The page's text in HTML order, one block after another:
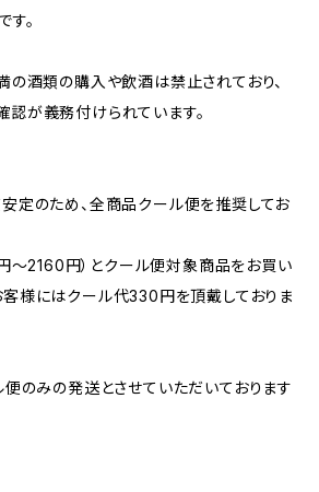
す。
酒類の購入や飲酒は禁止されており、
が義務付けられています。
定のため、全商品クール便を推奨してお
～2160円）とクール便対象商品をお買い
客様にはクール代330円を頂戴しておりま
のみの発送とさせていただいております